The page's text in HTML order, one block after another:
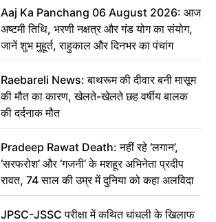
Aaj Ka Panchang 06 August 2026: आज
अष्टमी तिथि, भरणी नक्षत्र और गंड योग का संयोग,
जानें शुभ मुहूर्त, राहुकाल और दिनभर का पंचांग
Raebareli News: बाथरूम की दीवार बनी मासूम
की मौत का कारण, खेलते-खेलते छह वर्षीय बालक
की दर्दनाक मौत
Pradeep Rawat Death: नहीं रहे ‘लगान’,
‘सरफरोश’ और ‘गजनी’ के मशहूर अभिनेता प्रदीप
रावत, 74 साल की उम्र में दुनिया को कहा अलविदा
JPSC-JSSC परीक्षा में कथित धांधली के खिलाफ